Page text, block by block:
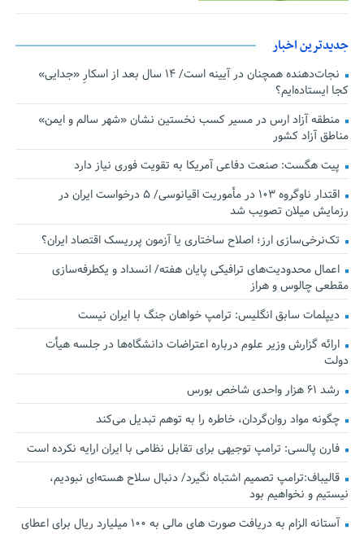
جدیدترین اخبار
نجات‌دهنده‌ همچنان در آیینه است/ ۱۴ سال بعد از اسکارِ «جدایی»
کجا ایستاده‌ایم؟
منطقه آزاد ارس در مسیر کسب نخستین نشان «شهر سالم و ایمن»
مناطق آزاد کشور
پیت هگست: صنعت دفاعی آمریکا به تقویت فوری نیاز دارد
اقتدار ناوگروه ۱۰۳ در مأموریت‌ اقیانوسی/ ۵ درخواست ایران در
رزمایش میلان تصویب شد
تک‌نرخی‌سازی ارز؛ اصلاح ساختاری یا آزمون پرریسک اقتصاد ایران؟
اعمال محدودیت‌های ترافیکی پایان هفته/ انسداد و یکطرفه‌سازی
مقطعی چالوس و هراز
دیپلمات سابق انگلیس:‌ ترامپ خواهان جنگ با ایران نیست
ارائه گزارش وزیر علوم درباره اعتراضات دانشگاه‌ها در جلسه هیأت
دولت
رشد ۶۱ هزار واحدی شاخص بورس
چگونه مواد روان‌گردان، خاطره را به توهم تبدیل می‌کند
فارن پالسی: ترامپ توجیهی برای تقابل نظامی با ایران ارایه نکرده است
قالیباف:ترامپ تصمیم اشتباه نگیرد/ دنبال سلاح هسته‌ای نبودیم،
نیستیم و نخواهیم بود
آستانه الزام به دریافت صورت های مالی به ۱۰۰ میلیارد ریال برای اعطای